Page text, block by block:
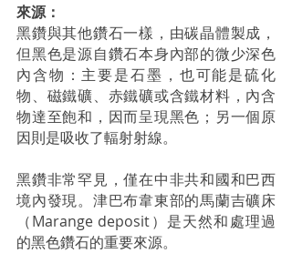
來源：
黑鑽與其他鑽石一樣，由碳晶體製成，
但黑色是源自鑽石本身內部的微少深色
內含物：主要是石墨，也可能是硫化
物、磁鐵礦、赤鐵礦或含鐵材料，內含
物達至飽和，因而呈現黑色；另一個原
因則是吸收了輻射射線。
黑鑽非常罕見，僅在中非共和國和巴西
境內發現。津巴布韋東部的馬蘭吉礦床
（Marange deposit）是天然和處理過
的黑色鑽石的重要來源。